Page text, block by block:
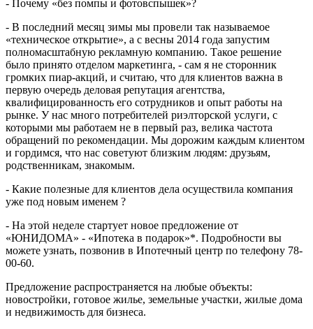
- Почему «без помпы и фотовспышек»?
- В последний месяц зимы мы провели так называемое
«техническое открытие», а с весны 2014 года запустим
полномасштабную рекламную компанию. Такое решение
было принято отделом маркетинга, - сам я не сторонник
громких пиар-акций, и считаю, что для клиентов важна в
первую очередь деловая репутация агентства,
квалифицированность его сотрудников и опыт работы на
рынке. У нас много потребителей риэлторской услуги, с
которыми мы работаем не в первый раз, велика частота
обращений по рекомендации. Мы дорожим каждым клиентом
и гордимся, что нас советуют близким людям: друзьям,
родственникам, знакомым.
- Какие полезные для клиентов дела осуществила компания
уже под новым именем ?
- На этой неделе стартует новое предложение от
«ЮНИДОМА» - «Ипотека в подарок»*. Подробности вы
можете узнать, позвонив в Ипотечный центр по телефону 78-
00-60.
Предложение распространяется на любые объекты:
новостройки, готовое жилье, земельные участки, жилые дома
и недвижимость для бизнеса.